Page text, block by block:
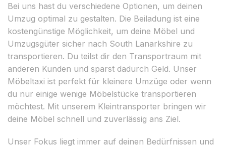
Bei uns hast du verschiedene Optionen, um deinen
Umzug optimal zu gestalten. Die Beiladung ist eine
kostengünstige Möglichkeit, um deine Möbel und
Umzugsgüter sicher nach South Lanarkshire zu
transportieren. Du teilst dir den Transportraum mit
anderen Kunden und sparst dadurch Geld. Unser
Möbeltaxi ist perfekt für kleinere Umzüge oder wenn
du nur einige wenige Möbelstücke transportieren
möchtest. Mit unserem Kleintransporter bringen wir
deine Möbel schnell und zuverlässig ans Ziel.
Unser Fokus liegt immer auf deinen Bedürfnissen und